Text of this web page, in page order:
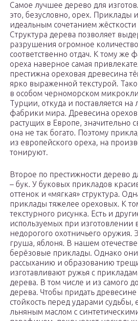
Самое лучшее дерево для
это, безусловно, орех. Приклады
идеальным сочетанием жёсткости
Структура дерева позволяет
разрушения огромное
соответственно отдач. К тому же
ореха наверное самая
престижна ореховая древесина
ярко выраженной текстурой.
в особом черноморском
Турции, откуда и поставляется
фабрики мира. Древесина
растущих в Европе, значительно
она не так богато. Поэтому
из европейского ореха, на
тонируют.
Второе по престижности дерево
– бук. У буковых прикладов
оттенок и «мягкая» структура.
приклады тяжелее ореховых. К
текстурного рисунка. Есть и
используемых при изготовлении
недорогого охотничьего оружия.
груша, яблоня. В нашем
берёзовые приклады. Однако
рассыханию и образованию
изготавливают ружья с
дерева. В том числе и из самого
дерева. Чтобы придать
стойкость перед ударами
льняным маслом с